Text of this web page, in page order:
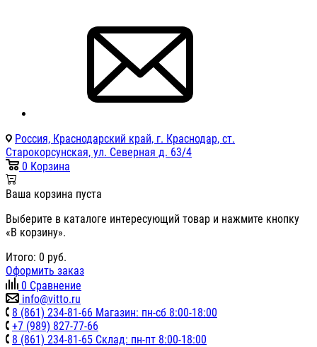
Россия, Краснодарский край, г. Краснодар, ст.
Старокорсунская, ул. Северная д. 63/4
0 Корзина
Ваша корзина пуста
Выберите в каталоге интересующий товар и нажмите кнопку
«В корзину».
Итого: 0 руб.
Оформить заказ
0 Сравнение
info@vitto.ru
8 (861) 234-81-66 Магазин: пн-сб 8:00-18:00
+7 (989) 827-77-66
8 (861) 234-81-65 Склад: пн-пт 8:00-18:00